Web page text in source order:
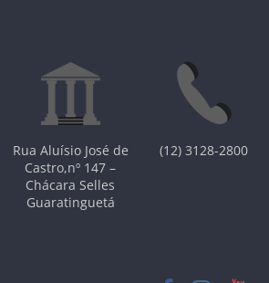
Rua Aluísio José de
Castro,nº 147 –
Chácara Selles
Guaratinguetá
(12) 3128-2800